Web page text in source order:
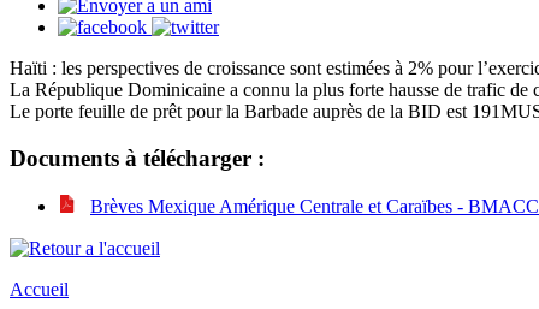
Haïti : les perspectives de croissance sont estimées à 2% pour
La République Dominicaine a connu la plus forte hausse de trafic de
Le porte feuille de prêt pour la Barbade auprès de la BID est
Documents à télécharger :
Brèves Mexique Amérique Centrale et Caraïbes -
Accueil